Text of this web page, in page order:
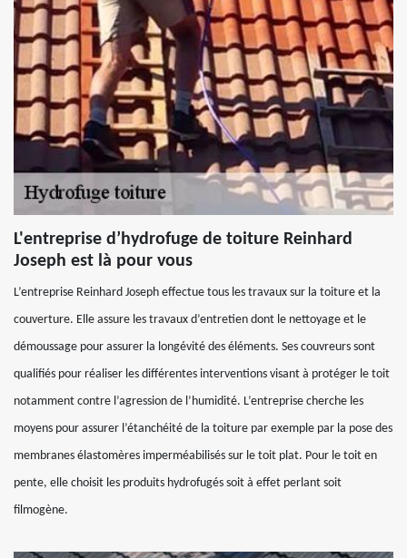
L'entreprise d’hydrofuge de toiture Reinhard
Joseph est là pour vous
L’entreprise Reinhard Joseph effectue tous les travaux sur la toiture et la
couverture. Elle assure les travaux d’entretien dont le nettoyage et le
démoussage pour assurer la longévité des éléments. Ses couvreurs sont
qualifiés pour réaliser les différentes interventions visant à protéger le toit
notamment contre l’agression de l’humidité. L’entreprise cherche les
moyens pour assurer l’étanchéité de la toiture par exemple par la pose des
membranes élastomères imperméabilisés sur le toit plat. Pour le toit en
pente, elle choisit les produits hydrofugés soit à effet perlant soit
filmogène.